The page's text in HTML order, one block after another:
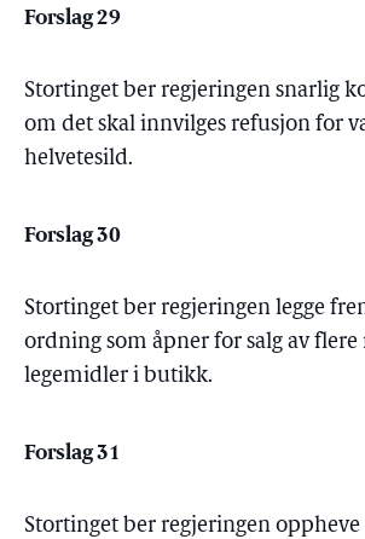
Forslag 29
Stortinget ber regjeringen snarlig
om det skal innvilges refusjon for
helvetesild.
Forslag 30
Stortinget ber regjeringen legge
ordning som åpner for salg av flere
legemidler i butikk.
Forslag 31
Stortinget ber regjeringen